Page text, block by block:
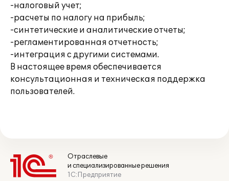
-налоговый учет;
-расчеты по налогу на прибыль;
-синтетические и аналитические отчеты;
-регламентированная отчетность;
-интеграция с другими системами.
В настоящее время обеспечивается
консультационная и техническая поддержка
пользователей.
Отраслевые
и специализированные решения
1С:Предприятие